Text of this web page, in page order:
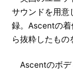
サウンドを用意
録。Ascentの
ら抜粋したもの
Ascentのボデ